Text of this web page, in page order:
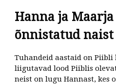
Hanna ja
õnnistatud naist
Tuhandeid aastaid on
liigutavad lood Piiblis
neist on lugu Hannast, kes